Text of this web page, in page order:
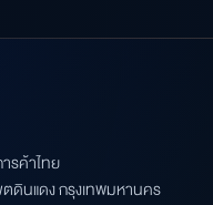
รค้าไทย
ตดินแดง กรุงเทพมหานคร